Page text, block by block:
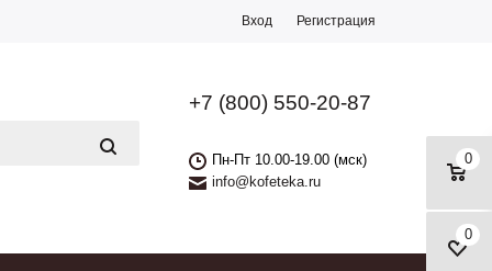
Вход Регистрация
+7 (800) 550-20-87
Пн-Пт 10.00-19.00 (мск)
info@kofeteka.ru
0
0